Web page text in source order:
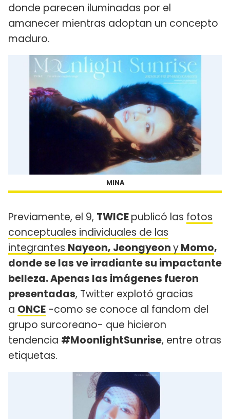
donde parecen iluminadas por el
amanecer mientras adoptan un concepto
maduro.
MINA
Previamente, el 9, TWICEpublicó las fotos
conceptuales individuales de las
integrantes Nayeon, JeongyeonyMomo,
donde se las ve irradiante su impactante
belleza. Apenas las imágenes fueron
presentadas, Twitter explotó gracias
a ONCE -como se conoce al fandom del
grupo surcoreano- que hicieron
tendencia #MoonlightSunrise, entre otras
etiquetas.